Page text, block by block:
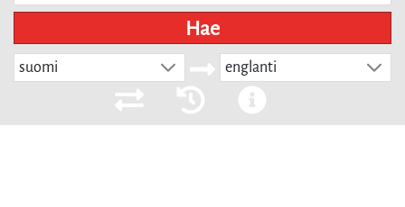
Hae
suomi englanti